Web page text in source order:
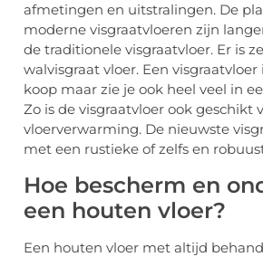
afmetingen en uitstralingen. De
moderne visgraatvloeren zijn
de traditionele visgraatvloer. Er is
walvisgraat vloer. Een visgraatvloer
koop maar zie je ook heel veel in
Zo is de visgraatvloer ook geschikt
vloerverwarming. De nieuwste
met een rustieke of zelfs en
Hoe bescherm en
een houten vloer?
Een houten vloer met altijd